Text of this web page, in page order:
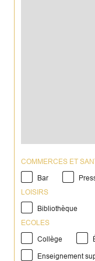
COMMERCES ET
Bar
LOISIRS
Bibliothèque
ECOLES
Collège
Enseignement